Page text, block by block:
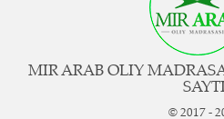
MIR ARAB OLIY
© 2017 -